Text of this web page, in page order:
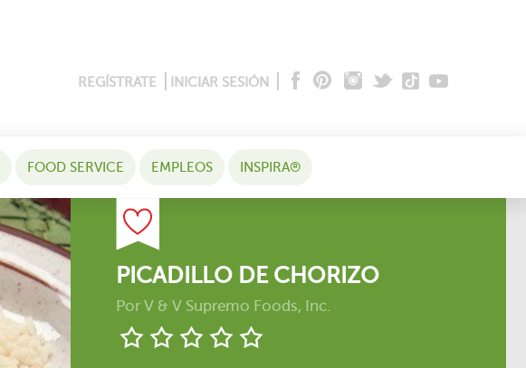
REGÍSTRATE INICIAR SESIÓN
FOOD SERVICE EMPLEOS INSPIRA®
PICADILLO DE CHORIZO
Por V & V Supremo Foods, Inc.